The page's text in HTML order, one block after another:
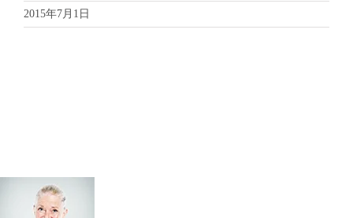
2015年7月1日